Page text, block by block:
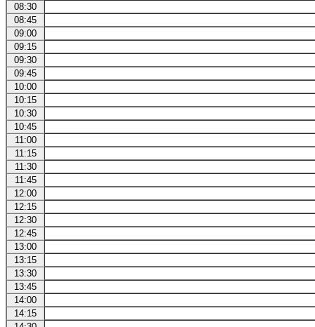
08:30
08:45
09:00
09:15
09:30
09:45
10:00
10:15
10:30
10:45
11:00
11:15
11:30
11:45
12:00
12:15
12:30
12:45
13:00
13:15
13:30
13:45
14:00
14:15